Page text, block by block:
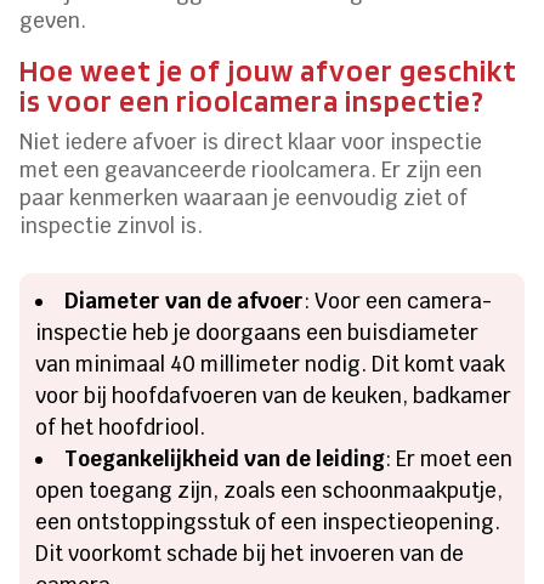
geven.
Hoe weet je of jouw afvoer geschikt
is voor een rioolcamera inspectie?
Niet iedere afvoer is direct klaar voor inspectie
met een geavanceerde rioolcamera. Er zijn een
paar kenmerken waaraan je eenvoudig ziet of
inspectie zinvol is.
Diameter van de afvoer: Voor een camera-
inspectie heb je doorgaans een buisdiameter
van minimaal 40 millimeter nodig. Dit komt vaak
voor bij hoofdafvoeren van de keuken, badkamer
of het hoofdriool.
Toegankelijkheid van de leiding: Er moet een
open toegang zijn, zoals een schoonmaakputje,
een ontstoppingsstuk of een inspectieopening.
Dit voorkomt schade bij het invoeren van de